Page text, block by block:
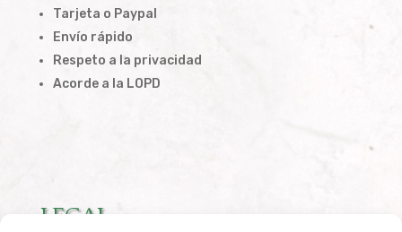
Tarjeta o Paypal
Envío rápido
Respeto a la privacidad
Acorde a la LOPD
LEGAL